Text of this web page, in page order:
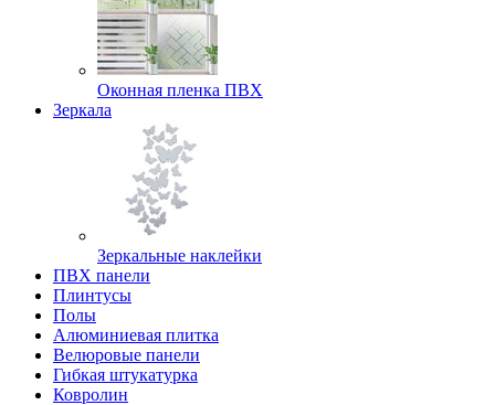
Оконная пленка ПВХ
Зеркала
Зеркальные наклейки
ПВХ панели
Плинтусы
Полы
Алюминиевая плитка
Велюровые панели
Гибкая штукатурка
Ковролин